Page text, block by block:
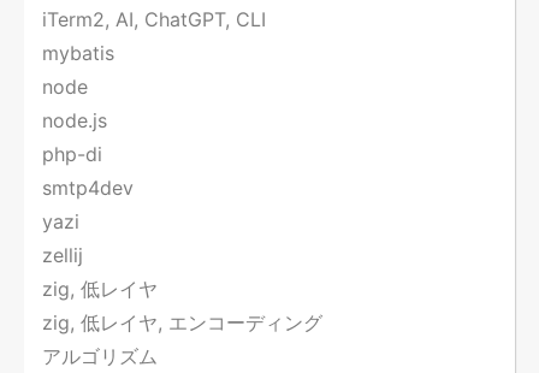
iTerm2, AI, ChatGPT, CLI
mybatis
node
node.js
php-di
smtp4dev
yazi
zellij
zig, 低レイヤ
zig, 低レイヤ, エンコーディング
アルゴリズム